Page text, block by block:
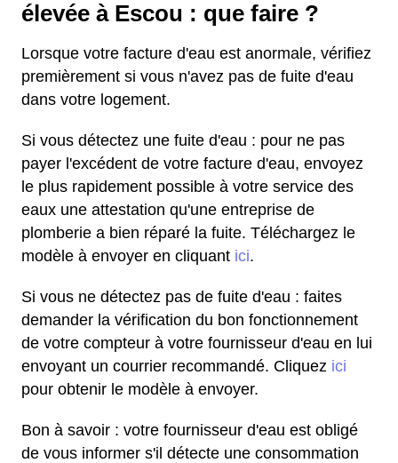
élevée à Escou : que faire ?
Lorsque votre facture d'eau est anormale, vérifiez
premièrement si vous n'avez pas de fuite d'eau
dans votre logement.
Si vous détectez une fuite d'eau : pour ne pas
payer l'excédent de votre facture d'eau, envoyez
le plus rapidement possible à votre service des
eaux une attestation qu'une entreprise de
plomberie a bien réparé la fuite. Téléchargez le
modèle à envoyer en cliquant ici.
Si vous ne détectez pas de fuite d'eau : faites
demander la vérification du bon fonctionnement
de votre compteur à votre fournisseur d'eau en lui
envoyant un courrier recommandé. Cliquez ici
pour obtenir le modèle à envoyer.
Bon à savoir : votre fournisseur d'eau est obligé
de vous informer s'il détecte une consommation